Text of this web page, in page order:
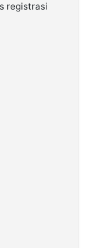
registrasi